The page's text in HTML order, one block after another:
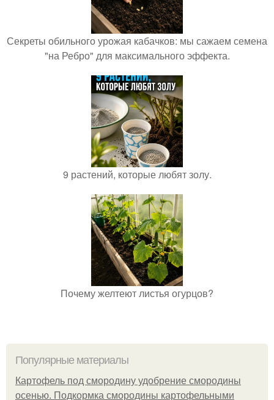
Секреты обильного урожая кабачков: мы сажаем семена
"на Ребро" для максимального эффекта.
9 растений, которые любят золу.
Почему желтеют листья огурцов?
Популярные материалы
Картофель под смородину удобрение смородины
осенью. Подкормка смородины картофельными